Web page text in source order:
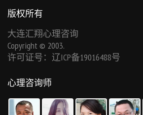
版权所有
大连汇翔心理咨询
Copyright © 2003.
许可证号：辽ICP备19016488号
心理咨询师